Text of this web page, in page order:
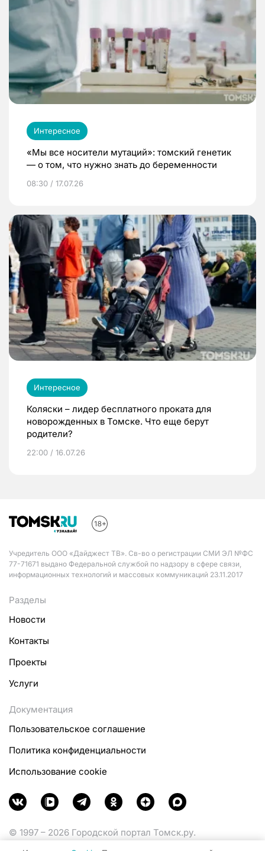
Интересное
«Мы все носители мутаций»: томский генетик
— о том, что нужно знать до беременности
08:30 / 17.07.26
Интересное
Коляски – лидер бесплатного проката для
новорожденных в Томске. Что еще берут
родители?
22:00 / 16.07.26
Учредитель ООО «Дайджест ТВ». Св-во о регистрации СМИ ЭЛ №ФС
77-71671 выдано Федеральной службой по надзору в сфере связи,
информационных технологий и массовых коммуникаций 23.11.2017
Разделы
Новости
Контакты
Проекты
Услуги
Документация
Пользовательское соглашение
Политика конфиденциальности
Использование cookie
© 1997 – 2026 Городской портал Томск.ру.